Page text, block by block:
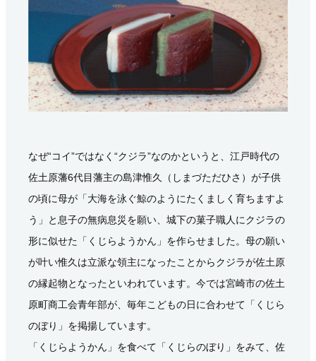
なぜ“コイ”ではなく“クジラ”なのかというと、江戸時代の
佐土原藩6代目藩主の島津惟久（しまづただひさ）が子供
の頃に母が「大海を泳ぐ鯨のようにたくましく育ちますよ
う」と息子の無病息災を願い、城下の菓子職人にクジラの
形に似せた「くじらようかん」を作らせました。母の願い
が叶い惟久は立派な領主になったことからクジラが佐土原
の縁起物となったといわれています。今では宮崎市の佐土
原町商工会青年部が、毎年こどもの日に合わせて「くじら
のぼり」を掲揚しています。
「くじらようかん」を食べて「くじらのぼり」をみて、佐